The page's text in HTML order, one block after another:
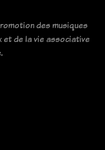
des musiques
de la vie associative